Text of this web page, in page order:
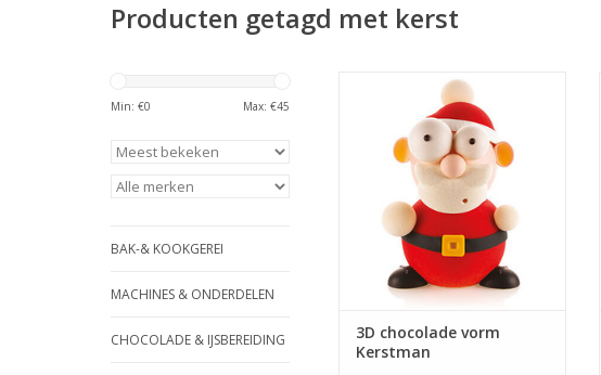
Producten getagd met kerst
Min: €0 Max: €45
BAK-& KOOKGEREI
MACHINES & ONDERDELEN
CHOCOLADE & IJSBEREIDING
Kit bestaande uit 6
thermogevormde mallen de
realisatie van een 3D-
chocoladevorm in de vorm van
de Kerstman.
TOEVOEGEN AAN WINKELWAGEN
3D chocolade vorm
Kerstman